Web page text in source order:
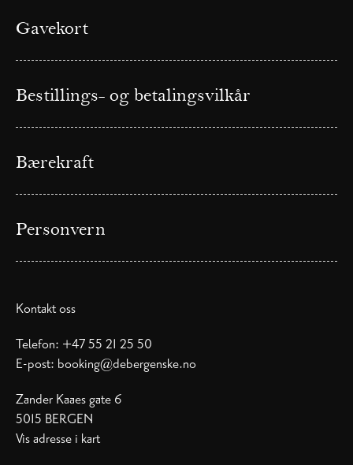
Gavekort
Bestillings- og betalingsvilkår
Bærekraft
Personvern
Kontakt oss
Telefon: +47 55 21 25 50
E-post: booking@debergenske.no
Zander Kaaes gate 6
5015 BERGEN
Vis adresse i kart